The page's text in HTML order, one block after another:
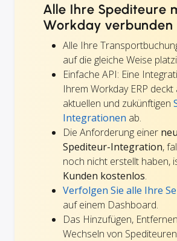
Alle Ihre Spediteure
Workday verbunden
Alle Ihre
auf die gleiche Weise
Einfache API: Eine
Ihrem Workday ERP deckt
aktuellen und zukünftigen
Integrationen ab.
Die Anforderung einer
Spediteur-Integration,
noch nicht erstellt haben,
Kunden kostenlos.
Verfolgen Sie alle Ihre
auf einem Dashboard.
Das Hinzufügen,
Wechseln von